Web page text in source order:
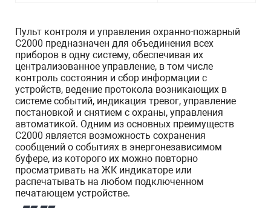
Пульт контроля и управления охранно-пожарный
С2000 предназначен для объединения всех
приборов в одну систему, обеспечивая их
централизованное управление, в том числе
контроль состояния и сбор информации с
устройств, ведение протокола возникающих в
системе событий, индикация тревог, управление
постановкой и снятием с охраны, управления
автоматикой. Одним из основных преимуществ
С2000 является возможность сохранения
сообщений о событиях в энергонезависимом
буфере, из которого их можно повторно
просматривать на ЖК индикаторе или
распечатывать на любом подключенном
печатающем устройстве.